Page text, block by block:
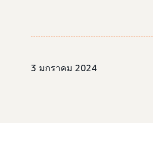
3 มกราคม 2024